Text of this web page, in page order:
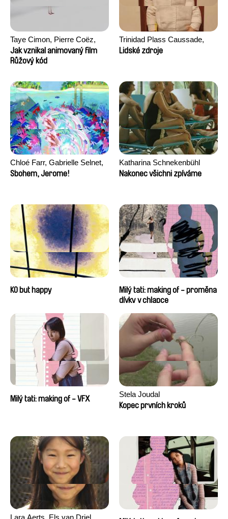
Taye Cimon, Pierre Coëz,
Julie Groux, Sandra Leydier,
Manuarii Morel, Romain
Jak vznikal animovaný film
Růžový kód
Trinidad Plass Caussade,
Titouan Tillier, Isaac Wenzek
Lidské zdroje
Chloé Farr, Gabrielle Selnet,
Adam Sillard
Sbohem, Jerome!
Katharina Schnekenbühl
Nakonec všichni zpíváme
KO but happy
Milý tati: making of - proměna
dívky v chlapce
Milý tati: making of - VFX
Stela Joudal
Kopec prvních kroků
Lara Aerts, Els van Driel